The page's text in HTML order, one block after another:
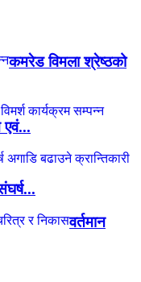
कमरेड विमला श्रेष्ठको
एवं...
वर्तमान